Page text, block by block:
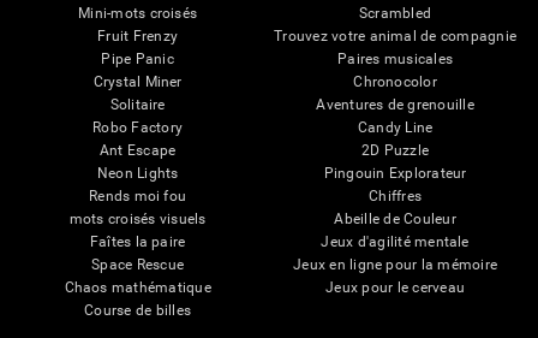
Mini-mots croisés
Fruit Frenzy
Pipe Panic
Crystal Miner
Solitaire
Robo Factory
Ant Escape
Neon Lights
Rends moi fou
mots croisés visuels
Faîtes la paire
Space Rescue
Chaos mathématique
Course de billes
Scrambled
Trouvez votre animal de compagnie
Paires musicales
Chronocolor
Aventures de grenouille
Candy Line
2D Puzzle
Pingouin Explorateur
Chiffres
Abeille de Couleur
Jeux d'agilité mentale
Jeux en ligne pour la mémoire
Jeux pour le cerveau